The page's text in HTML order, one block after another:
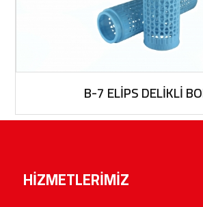
B-7 ELİPS DELİKLİ
HİZMETLERİMİZ